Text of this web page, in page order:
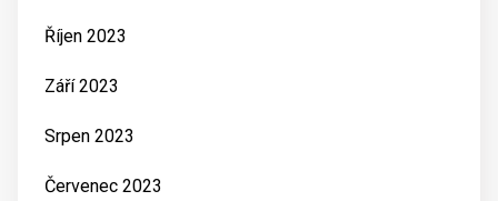
Říjen 2023
Září 2023
Srpen 2023
Červenec 2023